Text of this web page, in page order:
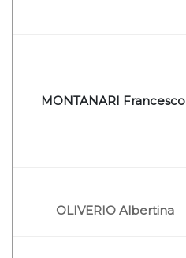
MONTANARI Francesco
OLIVERIO Albertina